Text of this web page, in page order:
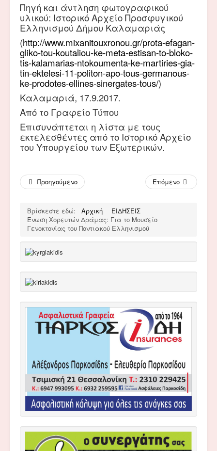
Πηγή και άντληση φωτογραφικού
υλικού: Ιστορικό Αρχείο Προσφυγικού
Ελληνισμού Δήμου Καλαμαριάς
(http://www.mixanitouxronou.gr/prota-efagan-
gliko-tou-koutaliou-ke-meta-estisan-to-bloko-
tis-kalamarias-ntokoumenta-ke-martiries-gia-
tin-ektelesi-11-politon-apo-tous-germanous-
ke-prodotes-ellines-sinergates-tous/)
Καλαμαριά, 17.9.2017.
Από το Γραφείο Τύπου
Επισυνάπτεται η λίστα με τους
εκτελεσθέντες από το Ιστορικό Αρχείο
του Υπουργείου των Εξωτερικών.
Προηγούμενο Επόμενο
Βρίσκεστε εδώ: Αρχική
ΕΙΔΗΣΕΙΣ
Ένωση Χορευτών Δράμας: Για το Μουσείο
Γενοκτονίας του Ποντιακού Ελληνισμού